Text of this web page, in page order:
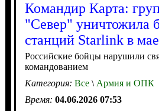
Командир Карта:
"Север" уничтожила
станций Starlink в мае
Российские бойцы нарушили
командованием
Категория: Все\Армия и ОПК
Время: 04.06.2026 07:53